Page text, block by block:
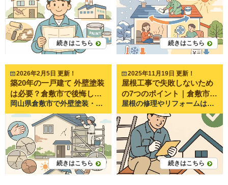
続きはこちら 続きはこちら
2026年2月5日 更新！
築20年の一戸建て 外壁塗装
は必要？倉敷市で後悔しな
いための判断ポイント
岡山県倉敷市で外壁塗装・屋根塗装を行っているペイントプロ美達です。 いつもブログをご覧いただきありがとうございます。 倉敷市で外壁塗装や屋根塗装のご相談をいただく中で、特に多いのが「築20年を超えているけど、まだ外壁塗装は必要ないのでは？」というお声です。外観が比較的きれいに見えていると、つい後回しにしてしまいがちですが、築20年という節目は住宅にとって非常に重要なタイミングです。 外壁や屋根は、日々紫外線や雨風にさらされ続けています。目に見える劣化が少なくても、内部では確実にダメージが蓄積しています。今回は、築20年前後の一戸建て住宅にお住まいの方に向けて、外壁塗装が必要となる理由やチェック方法、倉敷市で外壁塗装・屋根塗装を行う際の注意点について詳しく解説します。 築20年を過ぎた住宅は外壁塗装の検討時期です 一般的に外壁塗装の目安は築10年前後と言われています。これは、新築時に施工されている塗膜の防水性や保護性能が、10年ほどで徐々に低下してくるためです。 築20年が経過している住宅で、これまで一度も外壁塗装を行っていない場合、塗膜は本来の役割を果たしていない可能性が高くなります。防水性が失われた外壁は、雨水を弾くことができず、外壁材そのものに水分を含みやすくなります。 また、すでに一度外壁塗装を行っている住宅でも、前回の塗装から20年が経過していれば再塗装が必要な時期です。塗料の種類によって耐用年数は異なりますが、どの塗料も永続的な効果はありません。 倉敷市は、夏の強い紫外線、梅雨時期の湿気、台風による横殴りの雨など、外壁や屋根にとって過酷な環境です。そのため、定期的な外壁塗装・屋根塗装によるメンテナンスが欠かせません。 築20年を過ぎたら外壁材の状態を必ず確認しましょう 外壁塗装が必要かどうかを判断するには、実際の劣化症状を確認することが大切です。以下のような症状が見られる場合、外壁塗装を検討すべきタイミングに入っていると考えられます。 ① 外壁の色あせ 外壁の色が以前より薄くなった、全体的にくすんで見える場合、それは色あせが進行している状態です。色あせは単なる見た目の変化ではなく、塗膜の劣化を示すサインです。 塗膜は外壁材を保護し、雨水の浸入を防ぐ役割を担っています。色あせが進んでいる外壁は、防水性能が低下している可能性が高く、放置すると外壁材の劣化を早めてしまいます。 ② チョーキング現象 外壁を手で触ったときに白い粉が付く現象をチョーキング現象と呼びます。これは紫外線や雨の影響で塗料の成分が分解され、顔料が表面に現れている状態です。 チョーキングが発生している外壁は、塗膜の保護機能がほぼ失われている状態といえます。倉敷市でも築年数の経過した住宅ではよく見られる症状で、外壁塗装の明確なサインの一つです。 ③ 外壁に苔や藻が発生している 外壁の北側や日当たりの悪い部分に、苔や藻が発生しているケースも多く見られます。これは外壁表面の防水性が低下し、水分が残りやすくなっている状態です。 倉敷市は湿度が高い時期も多く、苔や藻が発生しやすい環境です。外壁塗装を行うことで、防水性を回復させ、再発を抑えることができます。 ④ 幅0.3mm以上のひび割れ（クラック） 外壁にひび割れが見られる場合は注意が必要です。特に幅0.3mm以上のクラックは、雨水が内部へ侵入する危険性があります。 クラックから侵入した雨水は、外壁材だけでなく、内部の木材や構造部分にまで影響を及ぼす可能性があります。外壁塗装と同時に適切な補修を行うことで、住宅の耐久性を維持することができます。 ⑤ 塗膜のはがれ 外壁表面の塗膜が浮いたり、剥がれている状態は、防水機能が完全に失われているサインです。この状態を放置すると、外壁材が直接雨風にさらされ、劣化が急速に進行します。 築20年を超えた住宅では、このような症状が部分的に見られるケースも多く、早めの外壁塗装が重要です。 ⑥ シーリング（コーキング）の劣化 サイディング外壁の目地部分に使用されているシーリング材は、経年劣化によって硬化やひび割れが生じます。シーリングは外壁の防水性を支える重要な役割を担っているため、劣化を放置すると雨漏りの原因になります。 外壁塗装のタイミングでシーリングの打ち替えや補修を行うことで、建物全体の防水性能を高めることができます。 築20年前後で外壁塗装を行う際に注意すべきポイント 外壁塗装を行う際には、施工内容だけでなく、事前の準備や業者選びも重要です。 外壁塗装の費用相場を把握しておく 外壁塗装の費用は、建物の大きさ、外壁材、塗料の種類、施工範囲によって大きく異なります。倉敷市で外壁塗装を検討する場合は、必ず複数の業者から見積もりを取り、内容を比較することが大切です。 単に金額だけを見るのではなく、使用する塗料や施工工程が明確に記載されているかを確認しましょう。 悪徳業者の特徴を知っておく 突然訪問してきて「今すぐ工事しないと危険」と不安を煽る業者には注意が必要です。信頼できる業者は、現地調査を丁寧に行い、写真などを用いて建物の状態を分かりやすく説明します。 倉敷市で外壁塗装を行う際は、地域に根ざした業者を選ぶことも安心材料の一つです。 外壁塗装は屋根塗装と同時施工がおすすめ 屋根は外壁以上に紫外線や雨風の影響を受ける部分です。そのため、屋根塗装も定期的なメンテナンスが欠かせません。 外壁塗装と屋根塗装を同時に行うことで、足場設置費用を一度で済ませることができ、結果的にコストを抑えることができます。倉敷市で外壁塗装を検討されている方には、屋根塗装も合わせた施工をおすすめしています。 さいごに 築20年を経過した一戸建て住宅は、外壁塗装や屋根塗装によるメンテナンスが必要な時期に差しかかっています。外壁塗装は見た目を整えるだけでなく、住宅を長く安全に守るために欠かせない工事です。 倉敷市で外壁塗装・屋根塗装をご検討中の方は、まずは現状を正しく把握することから始めてみてください。 ペイントプロ美達では、倉敷市の気候や住宅環境を踏まえた最適なご提案を行っています。 ▼▼▼お問い合わせはこちらから▼▼▼ ↓↓↓無料で見積相談してみませんか？↓↓↓ お電話でのお問い合わせはこちら⇒0120-07-3102 ホームページからのお問い合わせはこちら⇒お問い合わせフォーム ペイントプロ美達は岡山県倉敷市を中心に高品質な 屋根塗装・外壁塗装・雨漏り工事・防水工事をご提供する専門店です
続きはこちら
2025年11月19日 更新！
屋根工事で失敗しないため
の7つのポイント｜倉敷市の
屋根修理・塗装はペイント
プロ美達へ
屋根の修理やリフォームは、住まいの中でも特に大きな出費になる工事です。 それだけに、「どんな業者に任せるか」で満足度が大きく変わります。 倉敷市でも近年、突然の訪問営業や、異常に安い見積もりを提示する業者によるトラブルが増えています。 「契約後に追加費用を請求された」「工事後すぐに雨漏りが発生した」「連絡が取れなくなった」など、後悔の声は後を絶ちません。 この記事では、そんな失敗を防ぐために、信頼できる屋根業者を見抜く7つのチェックポイントを、倉敷市の塗装専門店「ペイントプロ美達」の視点で詳しく解説します。 これから屋根修理・屋根塗装を検討されている方は、ぜひ参考にしてください。 ペイントプロ美達は倉敷市の屋根塗装・外壁塗装・雨漏り工事・防水専門店です
続きはこちら